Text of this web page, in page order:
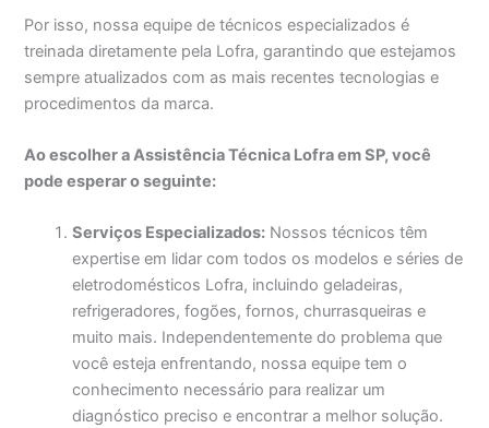
Por isso, nossa equipe de técnicos especializados é
treinada diretamente pela Lofra, garantindo que estejamos
sempre atualizados com as mais recentes tecnologias e
procedimentos da marca.
Ao escolher a Assistência Técnica Lofra em SP, você
pode esperar o seguinte:
Serviços Especializados: Nossos técnicos têm
expertise em lidar com todos os modelos e séries de
eletrodomésticos Lofra, incluindo geladeiras,
refrigeradores, fogões, fornos, churrasqueiras e
muito mais. Independentemente do problema que
você esteja enfrentando, nossa equipe tem o
conhecimento necessário para realizar um
diagnóstico preciso e encontrar a melhor solução.